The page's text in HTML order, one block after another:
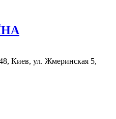
Киев, ул. Жмеринская 5,